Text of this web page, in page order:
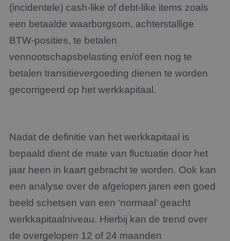
(incidentele) cash-like of debt-like items zoals
een betaalde waarborgsom, achterstallige
BTW-posities, te betalen
vennootschapsbelasting en/of een nog te
betalen transitievergoeding dienen te worden
gecorrigeerd op het werkkapitaal.
Nadat de definitie van het werkkapitaal is
bepaald dient de mate van fluctuatie door het
jaar heen in kaart gebracht te worden. Ook kan
een analyse over de afgelopen jaren een goed
beeld schetsen van een ‘normaal’ geacht
werkkapitaalniveau. Hierbij kan de trend over
de overgelopen 12 of 24 maanden